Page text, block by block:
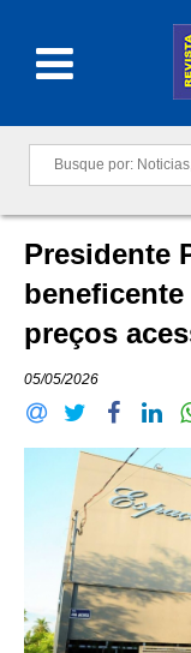
Presidente
preços
05/05/2026